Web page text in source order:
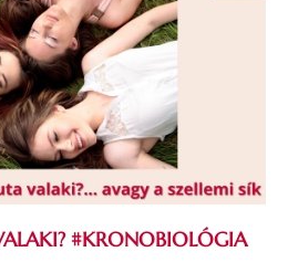
#KRONOBIOLÓGIA